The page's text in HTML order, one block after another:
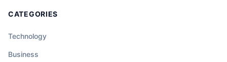
CATEGORIES
Technology
Business